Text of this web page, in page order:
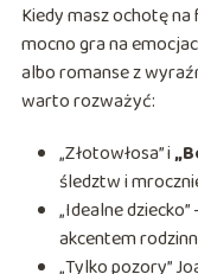
Kiedy masz ochotę
mocno gra na
albo romanse z
warto rozważyć:
„Złotowłosa” i
śledztw i
„Idealne
akcentem
„Tylko pozory”